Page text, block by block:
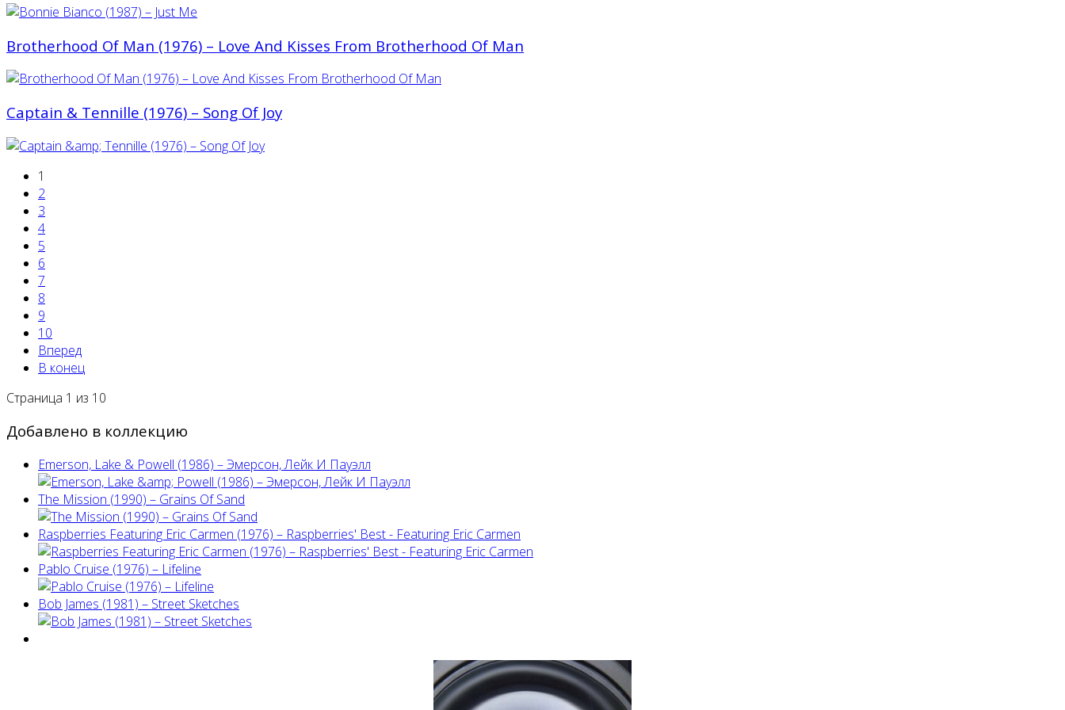
Brotherhood Of Man (1976) ‎– Love And Kisses From Brotherhood Of Man
Captain & Tennille (1976) – Song Of Joy
1
2
3
4
5
6
7
8
9
10
Вперед
В конец
Страница 1 из 10
Добавлено в коллекцию
Emerson, Lake & Powell (1986) ‎– Эмерсон, Лейк И Пауэлл
The Mission (1990) – Grains Of Sand
Raspberries Featuring Eric Carmen (1976) – Raspberries' Best - Featuring Eric Carmen
Pablo Cruise (1976) – Lifeline
Bob James (1981) – Street Sketches